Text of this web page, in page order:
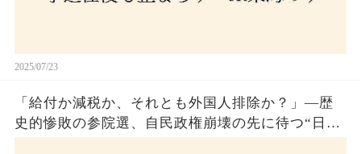
2025/07/23
「給付か減税か、それとも外国人排除か？」―歴
史的惨敗の参院選、自民政権崩壊の先に待つ“日本